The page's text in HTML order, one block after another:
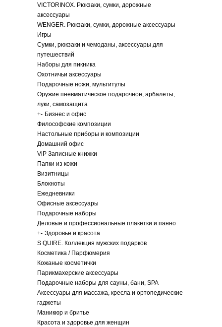
VICTORINOX. Рюкзаки, сумки, дорожные
аксессуары
WENGER. Рюкзаки, сумки, дорожные аксессуары
Игры
Сумки, рюкзаки и чемоданы, аксессуары для
путешествий
Наборы для пикника
Охотничьи аксессуары
Подарочные ножи, мультитулы
Оружие пневматическое подарочное, арбалеты,
луки, самозащита
+- Бизнес и офис
Философские композиции
Настольные приборы и композиции
Домашний офис
ViP Записные книжки
Папки из кожи
Визитницы
Блокноты
Ежедневники
Офисные аксессуары
Подарочные наборы
Деловые и профессиональные плакетки и панно
+- Здоровье и красота
S QUIRE. Коллекция мужских подарков
Косметика / Парфюмерия
Кожаные косметички
Парикмахерские аксессуары
Подарочные наборы для сауны, бани, SPA
Аксессуары для массажа, кресла и ортопедические
гаджеты
Маникюр и бритье
Красота и здоровье для женщин